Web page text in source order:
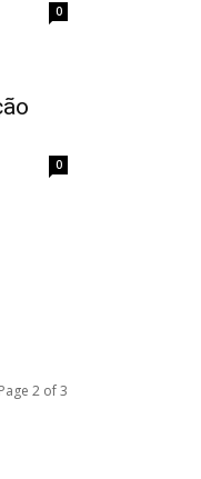
0
0
Page 2 of 3